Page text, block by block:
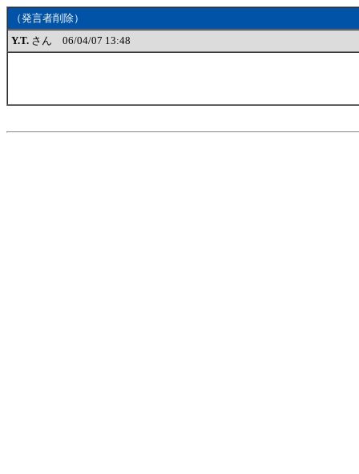
（発言者削除）
Y.T. さん 06/04/07 13:48